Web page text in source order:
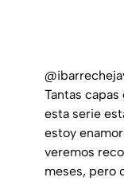
Tantas
esta serie
estoy
veremos
meses, pero